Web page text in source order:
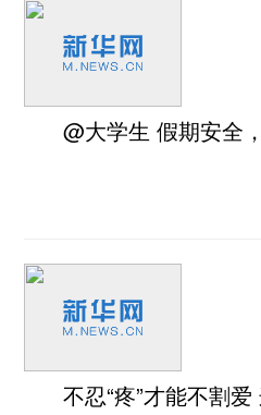
@大学生 假期安全
不忍“疼”才能不割